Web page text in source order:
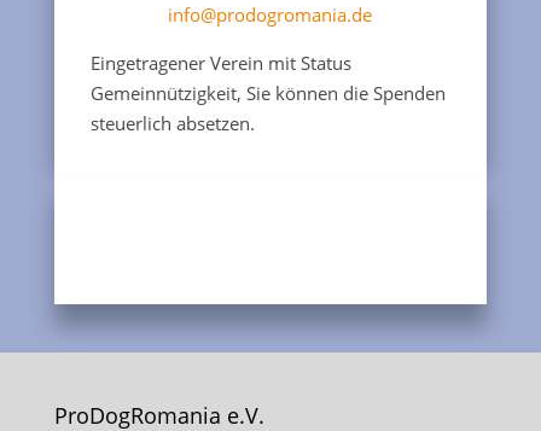
info@prodogromania.de
Eingetragener Verein mit Status
Gemeinnützigkeit, Sie können die Spenden
steuerlich absetzen.
ProDogRomania e.V.